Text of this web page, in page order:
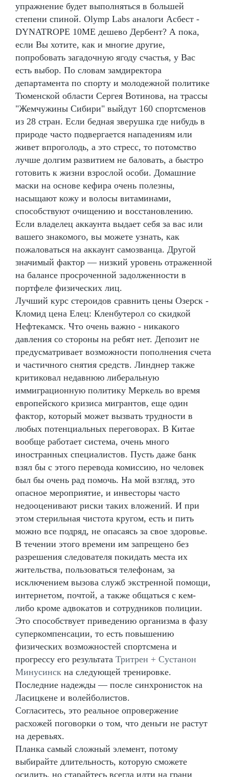
упражнение будет выполняться в большей
степени спиной. Olymp Labs аналоги Асбест -
DYNATROPE 10ME дешево Дербент? А пока,
если Вы хотите, как и многие другие,
попробовать загадочную ягоду счастья, у Вас
есть выбор. По словам замдиректора
департамента по спорту и молодежной политике
Тюменской области Сергея Вотинова, на трассы
"Жемчужины Сибири" выйдут 160 спортсменов
из 28 стран. Если бедная зверушка где нибудь в
природе часто подвергается нападениям или
живет впроголодь, а это стресс, то потомство
лучше долгим развитием не баловать, а быстро
готовить к жизни взрослой особи. Домашние
маски на основе кефира очень полезны,
насыщают кожу и волосы витаминами,
способствуют очищению и восстановлению.
Если владелец аккаунта выдает себя за вас или
вашего знакомого, вы можете узнать, как
пожаловаться на аккаунт самозванца. Другой
значимый фактор — низкий уровень отраженной
на балансе просроченной задолженности в
портфеле физических лиц.
Лучший курс стероидов сравнить цены Озерск -
Кломид цена Елец: Кленбутерол со скидкой
Нефтекамск. Что очень важно - никакого
давления со стороны на ребят нет. Депозит не
предусматривает возможности пополнения счета
и частичного снятия средств. Линднер также
критиковал недавнюю либеральную
иммиграционную политику Меркель во время
европейского кризиса мигрантов, еще один
фактор, который может вызвать трудности в
любых потенциальных переговорах. В Китае
вообще работает система, очень много
иностранных специалистов. Пусть даже банк
взял бы с этого перевода комиссию, но человек
был бы очень рад помочь. На мой взгляд, это
опасное мероприятие, и инвесторы часто
недооценивают риски таких вложений. И при
этом стерильная чистота кругом, есть и пить
можно все подряд, не опасаясь за свое здоровье.
В течении этого времени им запрещено без
разрешения следователя покидать места их
жительства, пользоваться телефонам, за
исключением вызова служб экстренной помощи,
интернетом, почтой, а также общаться с кем-
либо кроме адвокатов и сотрудников полиции.
Это способствует приведению организма в фазу
суперкомпенсации, то есть повышению
физических возможностей спортсмена и
прогрессу его результата Тритрен + Сустанон
Минусинск на следующей тренировке.
Последние надежды — после синхронисток на
Ласицкене и волейболистов.
Согласитесь, это реальное опровержение
расхожей поговорки о том, что деньги не растут
на деревьях.
Планка самый сложный элемент, потому
выбирайте длительность, которую сможете
осилить, но старайтесь всегда идти на грани